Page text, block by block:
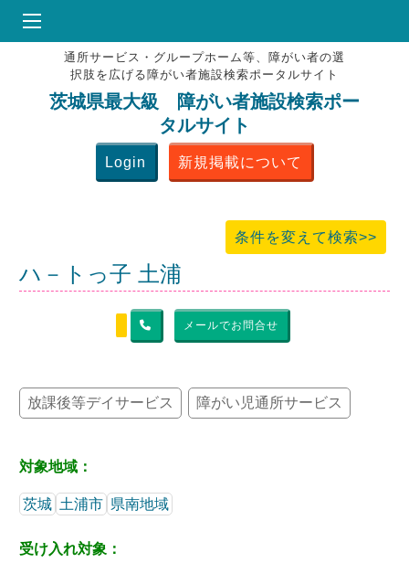
HOME
♥お気にりブックマーク
掲載会員MENU
よくある質問
通所サービス・グループホーム等、障がい者の選
択肢を広げる障がい者施設検索ポータルサイト
茨城県最大級 障がい者施設検索ポー
タルサイト
Login 新規掲載について
条件を変えて検索>>
ハ－トっ子 土浦
メールでお問合せ
放課後等デイサービス 障がい児通所サービス
対象地域：
茨城 土浦市 県南地域
受け入れ対象：